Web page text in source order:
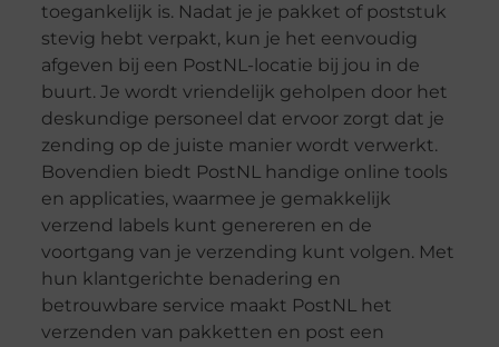
toegankelijk is. Nadat je je pakket of poststuk
stevig hebt verpakt, kun je het eenvoudig
afgeven bij een PostNL-locatie bij jou in de
buurt. Je wordt vriendelijk geholpen door het
deskundige personeel dat ervoor zorgt dat je
zending op de juiste manier wordt verwerkt.
Bovendien biedt PostNL handige online tools
en applicaties, waarmee je gemakkelijk
verzend labels kunt genereren en de
voortgang van je verzending kunt volgen. Met
hun klantgerichte benadering en
betrouwbare service maakt PostNL het
verzenden van pakketten en post een